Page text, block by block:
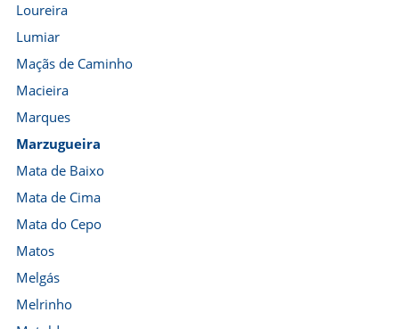
Loureira
Lumiar
Maçãs de Caminho
Macieira
Marques
Marzugueira
Mata de Baixo
Mata de Cima
Mata do Cepo
Matos
Melgás
Melrinho